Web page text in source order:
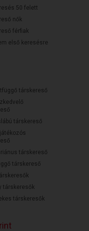
50 felett
nők
férfiak
első keresésre
társkereső
társkereső
társkereső
társkereső
társkeresők
társkeresők